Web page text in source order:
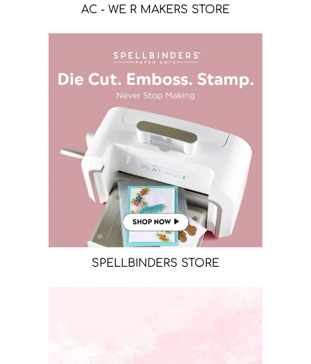
AC - WE R MAKERS STORE
SPELLBINDERS STORE